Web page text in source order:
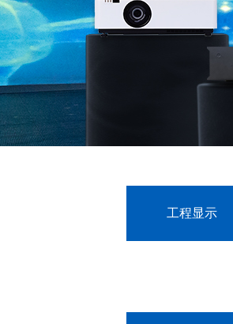
工程显示